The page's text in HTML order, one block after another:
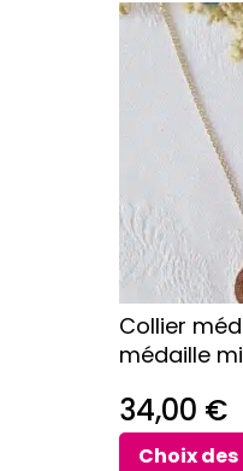
Collier
médaille
34,00 €
Choix
Ce
produit
plusieurs
variations.
Les
peuvent
être
choisies
sur
la
page
du
produit